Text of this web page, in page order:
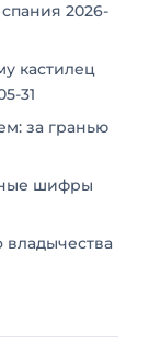
2026-
кастилец
31
за гранью
шифры
владычества